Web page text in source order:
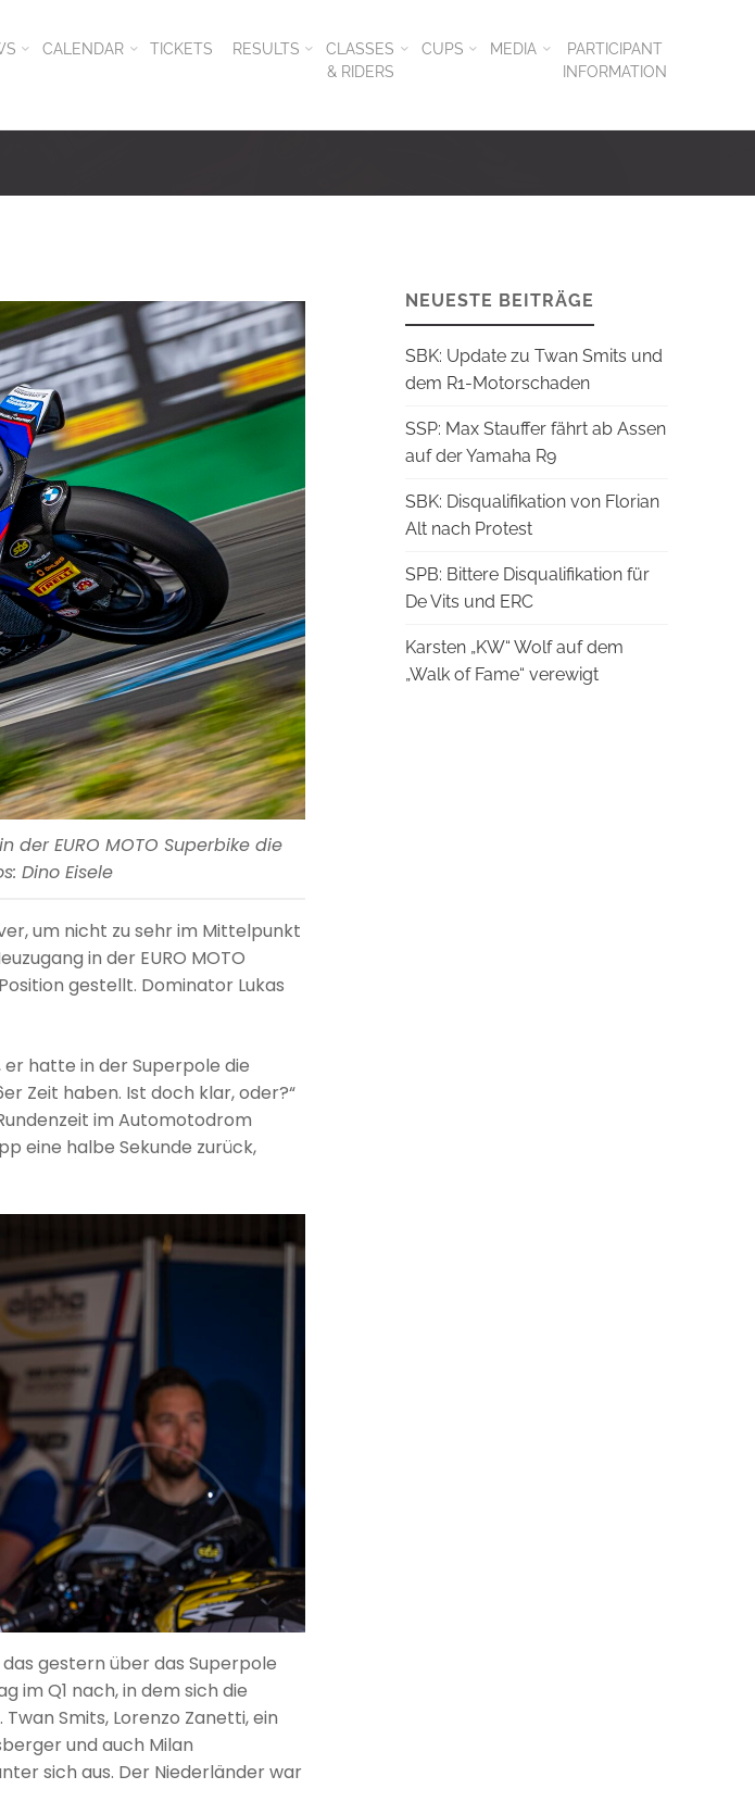
CALENDAR TICKETS RESULTS
CLASSES
& RIDERS
CUPS MEDIA
PARTICIPANT
INFORMATION
der EURO MOTO Superbike die
Dino Eisele
um nicht zu sehr im Mittelpunkt
in der EURO MOTO
gestellt. Dominator Lukas
hatte in der Superpole die
Zeit haben. Ist doch klar, oder?“
im Automotodrom
eine halbe Sekunde zurück,
gestern über das Superpole
im Q1 nach, in dem sich die
Smits, Lorenzo Zanetti, ein
und auch Milan
sich aus. Der Niederländer war
NEUESTE BEITRÄGE
SBK: Update zu Twan Smits und
dem R1-Motorschaden
SSP: Max Stauffer fährt ab Assen
auf der Yamaha R9
SBK: Disqualifikation von Florian
Alt nach Protest
SPB: Bittere Disqualifikation für
De Vits und ERC
Karsten „KW“ Wolf auf dem
„Walk of Fame“ verewigt